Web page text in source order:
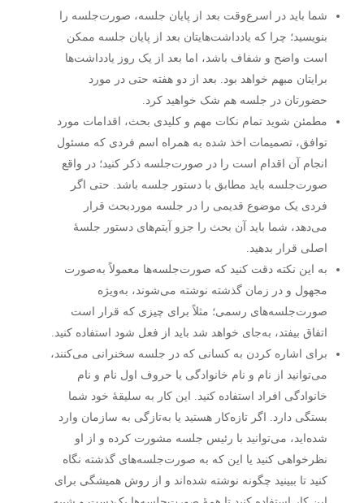
شما باید در اسرع‌وقت بعد از پایان جلسه، صورت‌جلسه را
بنویسید؛ چرا که یادداشت‌هایتان بعد از پایان جلسه ممکن
است واضح و شفاف باشد، اما بعد از یک روز یادداشت‌ها
برایتان مبهم خواهد بود. بعد از دو هفته حتی در مورد
حضورتان در جلسه هم شک خواهید کرد.
مطمئن شوید تمام نکات مهم و کلیدی بحث، اقدامات مورد
توافق، تصمیمات اخذ شده به همراه اسم فردی که مسئول
انجام آن اقدام است را در صورت‌جلسه ذکر کنید؛ در واقع
صورت‌جلسه باید مطابق با دستور جلسه باشد. حتی اگر
فردی یک موضوع قدیمی را در جلسه موردبحث قرار
می‌دهد، شما باید آن بحث را جزو آیتم‌های دستور جلسهٔ
اصلی قرار بدهید.
به این نکته دقت کنید که صورت‌جلسه‌ها معمولاً به‌صورت
مجهول و در زمان گذشته نوشته می‌شوند، به‌ویژه
صورت‌جلسه‌های رسمی؛ مثلاً برای چیزی که قرار است
اتفاق بیفتد، به‌جای خواهد شد باید از فعل شود استفاده کنید.
برای اشاره کردن به کسانی که در جلسه سخنرانی می‌کنند،
می‌توانید از نام و نام خانوادگی یا حروف اول نام و نام
خانوادگی افراد استفاده کنید. این کار به سلیقهٔ خود شما
بستگی دارد. اگر تازه‌کار هستید یا به‌تازگی به سازمان وارد
شده‌اید، می‌توانید با رئیس جلسه مشورت کرده و از او
نظرخواهی کنید یا این که به ‌صورت‌جلسه‌‌های گذشته نگاه
کنید تا ببینید چگونه نوشته شده‌اند و از روش همیشگی برای